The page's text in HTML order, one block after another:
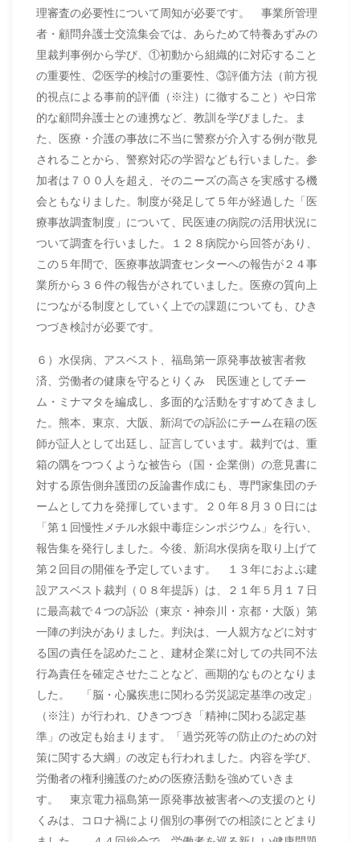
理審査の必要性について周知が必要です。 事業所管理
者・顧問弁護士交流集会では、あらためて特養あずみの
里裁判事例から学び、①初動から組織的に対応すること
の重要性、②医学的検討の重要性、③評価方法（前方視
的視点による事前的評価（※注）に徹すること）や日常
的な顧問弁護士との連携など、教訓を学びました。ま
た、医療・介護の事故に不当に警察が介入する例が散見
されることから、警察対応の学習なども行いました。参
加者は７００人を超え、そのニーズの高さを実感する機
会ともなりました。制度が発足して５年が経過した「医
療事故調査制度」について、民医連の病院の活用状況に
ついて調査を行いました。１２８病院から回答があり、
この５年間で、医療事故調査センターへの報告が２４事
業所から３６件の報告がされていました。医療の質向上
につながる制度としていく上での課題についても、ひき
つづき検討が必要です。
６）水俣病、アスベスト、福島第一原発事故被害者救
済、労働者の健康を守るとりくみ 民医連としてチー
ム・ミナマタを編成し、多面的な活動をすすめてきまし
た。熊本、東京、大阪、新潟での訴訟にチーム在籍の医
師が証人として出廷し、証言しています。裁判では、重
箱の隅をつつくような被告ら（国・企業側）の意見書に
対する原告側弁護団の反論書作成にも、専門家集団のチ
ームとして力を発揮しています。２０年８月３０日には
「第１回慢性メチル水銀中毒症シンポジウム」を行い、
報告集を発行しました。今後、新潟水俣病を取り上げて
第２回目の開催を予定しています。 １３年におよぶ建
設アスベスト裁判（０８年提訴）は、２１年５月１７日
に最高裁で４つの訴訟（東京・神奈川・京都・大阪）第
一陣の判決がありました。判決は、一人親方などに対す
る国の責任を認めたこと、建材企業に対しての共同不法
行為責任を確定させたことなど、画期的なものとなりま
した。 「脳・心臓疾患に関わる労災認定基準の改定」
（※注）が行われ、ひきつづき「精神に関わる認定基
準」の改定も始まります。「過労死等の防止のための対
策に関する大綱」の改定も行われました。内容を学び、
労働者の権利擁護のための医療活動を強めていきま
す。 東京電力福島第一原発事故被害者への支援のとり
くみは、コロナ禍により個別の事例での相談にとどまり